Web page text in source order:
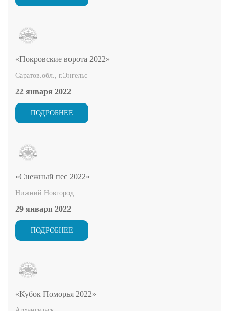
«Покровские ворота 2022»
Саратов.обл., г.Энгельс
22 января 2022
ПОДРОБНЕЕ
«Снежный пес 2022»
Нижний Новгород
29 января 2022
ПОДРОБНЕЕ
«Кубок Поморья 2022»